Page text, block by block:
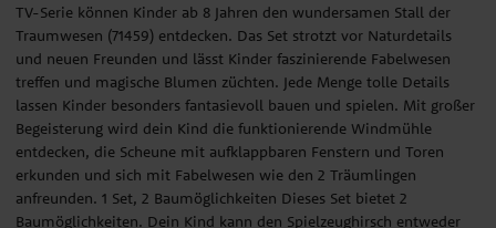
TV-Serie können Kinder ab 8 Jahren den wundersamen Stall der
Traumwesen (71459) entdecken. Das Set strotzt vor Naturdetails
und neuen Freunden und lässt Kinder faszinierende Fabelwesen
treffen und magische Blumen züchten. Jede Menge tolle Details
lassen Kinder besonders fantasievoll bauen und spielen. Mit großer
Begeisterung wird dein Kind die funktionierende Windmühle
entdecken, die Scheune mit aufklappbaren Fenstern und Toren
erkunden und sich mit Fabelwesen wie den 2 Träumlingen
anfreunden. 1 Set, 2 Baumöglichkeiten Dieses Set bietet 2
Baumöglichkeiten. Dein Kind kann den Spielzeughirsch entweder